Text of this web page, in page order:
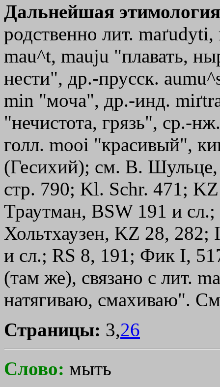
Дальнейшая
родственно лит.
mau^t, mauju "плавать,
нести", др.-прусск.
mіn "моча", др.-инд.
"нечистота, грязь", ср.-
голл. mооi "красивый",
(Гесихий); см. В. Шульце,
стр. 790; Kl. Schr. 471;
Траутман, ВSW 191 и
Хольтхаузен, KZ 28,
и сл.; RS 8, 191; Фик I,
(там же), связано с лит.
натягиваю, смахиваю".
Страницы: 3,26
Слово: мыть